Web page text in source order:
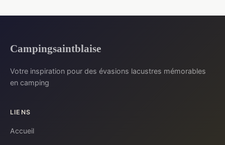
Campingsaintblaise
Votre inspiration pour des évasions lacustres mémorables
en camping
LIENS
Accueil